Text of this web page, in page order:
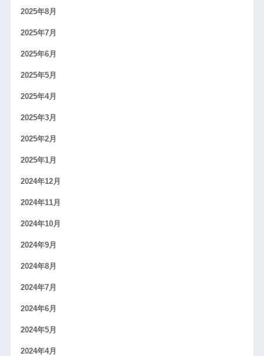
2025年8月
2025年7月
2025年6月
2025年5月
2025年4月
2025年3月
2025年2月
2025年1月
2024年12月
2024年11月
2024年10月
2024年9月
2024年8月
2024年7月
2024年6月
2024年5月
2024年4月